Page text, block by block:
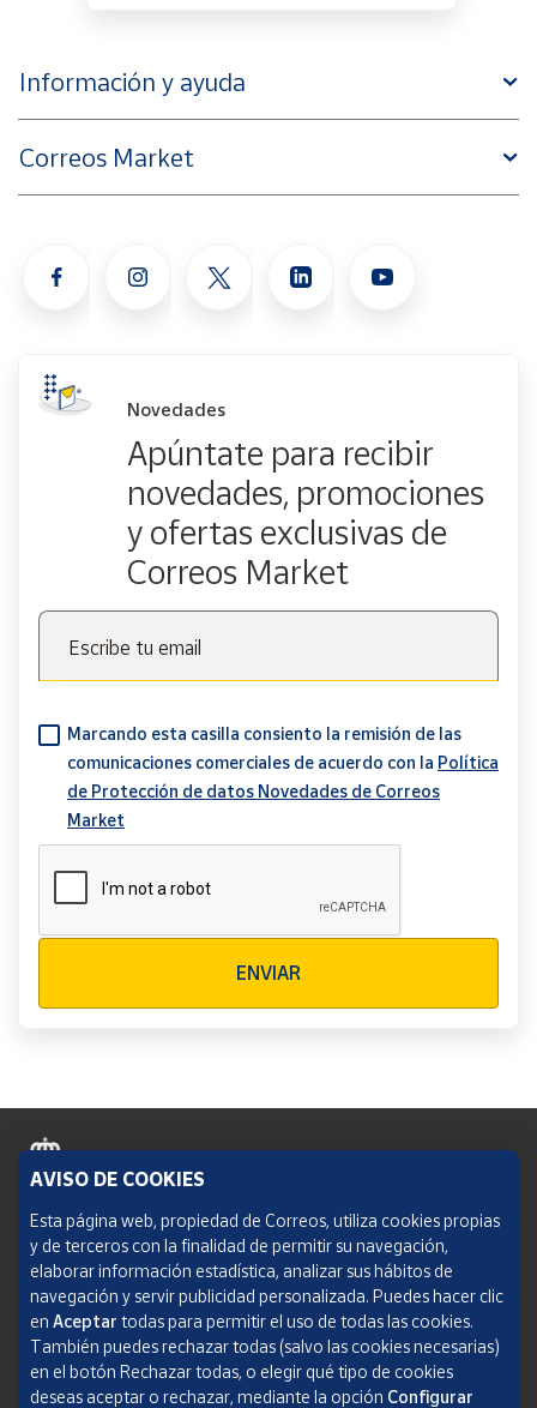
Información y ayuda
Correos Market
Novedades
Apúntate para recibir
novedades, promociones
y ofertas exclusivas de
Correos Market
Escribe tu email
Marcando esta casilla consiento la remisión de las
comunicaciones comerciales de acuerdo con la Política
de Protección de datos Novedades de Correos
Market
ENVIAR
Política de cookies
Aviso legal
Condiciones del servicio
Política de Privacidad Web
AVISO DE COOKIES
Esta página web, propiedad de Correos, utiliza cookies propias
y de terceros con la finalidad de permitir su navegación,
elaborar información estadística, analizar sus hábitos de
navegación y servir publicidad personalizada. Puedes hacer clic
en Aceptar todas para permitir el uso de todas las cookies.
También puedes rechazar todas (salvo las cookies necesarias)
en el botón Rechazar todas, o elegir qué tipo de cookies
deseas aceptar o rechazar, mediante la opción Configurar